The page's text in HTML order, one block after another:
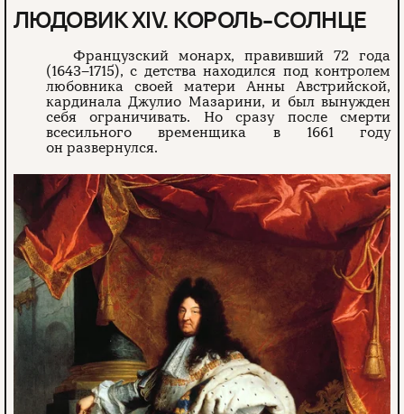
ЛЮДОВИК XIV. КОРОЛЬ-СОЛНЦЕ
Французский монарх, правивший 72 года
(1643–1715), с детства находился под контролем
любовника своей матери Анны Австрийской,
кардинала Джулио Мазарини, и был вынужден
себя ограничивать. Но сразу после смерти
всесильного временщика в 1661 году
он развернулся.